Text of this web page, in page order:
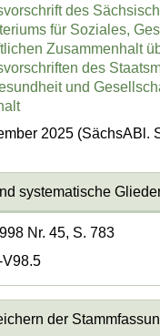
des
für Soziales,
Zusammenhalt
des
und
2025 (SächsABl.
systematische
Nr. 45, S. 783
V98.5
der